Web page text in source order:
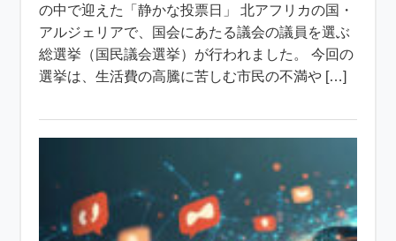
の中で迎えた「静かな投票日」 北アフリカの国・
アルジェリアで、国会にあたる議会の議員を選ぶ
総選挙（国民議会選挙）が行われました。 今回の
選挙は、生活費の高騰に苦しむ市民の不満や […]